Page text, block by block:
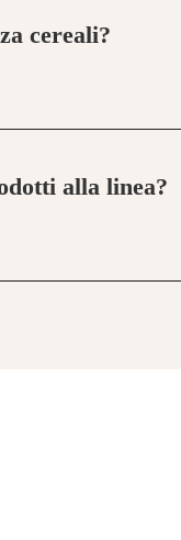
cereali?
alla linea?